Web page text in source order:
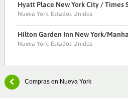
Hyatt Place New York City / Times
Nueva York. Estados Unidos
Hilton Garden Inn New York/
Nueva York. Estados Unidos
Compras en Nueva York